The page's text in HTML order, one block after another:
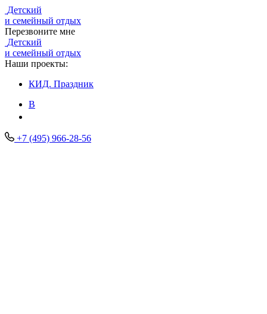
Детский
и семейный отдых
Перезвоните мне
Детский
и семейный отдых
Наши проекты:
КИД. Праздник
В
+7 (495) 966-28-56